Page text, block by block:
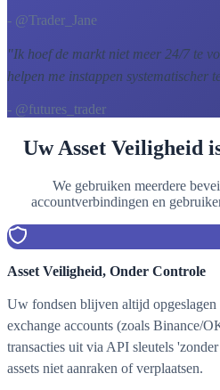
- @Trader_Jane
"Ik hoef de markt niet meer 24/7 te
helpen me instappen systematischer
- @futures_trader
Uw Asset Veiligheid
We gebruiken meerdere
accountverbindingen en
Asset Veiligheid, Onder Controle
Uw fondsen blijven altijd
exchange accounts (zoals Binance/
transacties uit via API sleutels
assets niet aanraken of verplaatsen.